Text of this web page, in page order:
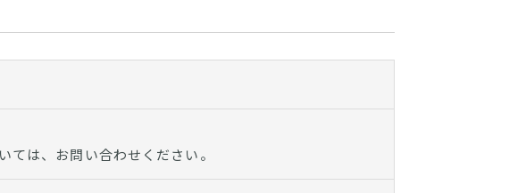
は、お問い合わせください。